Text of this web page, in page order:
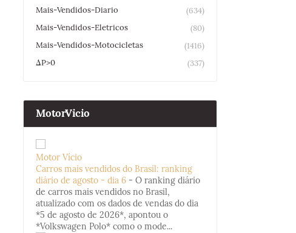
Mais-Vendidos-Diario
(634)
Mais-Vendidos-Eletricos
(80)
Mais-Vendidos-Motocicletas
(1416)
ΔP>0
(337)
MotorVicio
Motor Vício
Carros mais vendidos do Brasil: ranking
diário de agosto - dia 6 - O ranking diário
de carros mais vendidos no Brasil,
atualizado com os dados de vendas do dia
*5 de agosto de 2026*, apontou o
*Volkswagen Polo* como o mode...